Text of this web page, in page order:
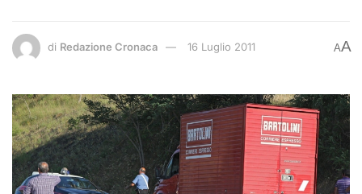
di Redazione Cronaca 16 Luglio 2011 AA